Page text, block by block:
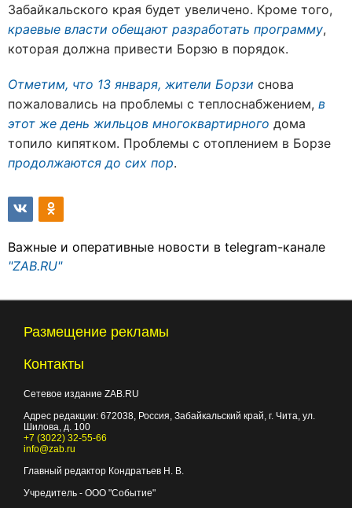
Забайкальского края будет увеличено. Кроме того,
краевые власти обещают разработать программу,
которая должна привести Борзю в порядок.
Отметим, что 13 января, жители Борзи снова
пожаловались на проблемы с теплоснабжением, в
этот же день жильцов многоквартирного дома
топило кипятком. Проблемы с отоплением в Борзе
продолжаются до сих пор.
Важные и оперативные новости в telegram-канале
"ZAB.RU"
Размещение рекламы
Контакты
Сетевое издание ZAB.RU
Адрес редакции: 672038 , Россия, Забайкальский край, г. Чита ул.
Шилова, д. 100
+7 (3022) 32-55-66
info@zab.ru
Главный редактор Кондратьев Н. В.
Учредитель - ООО "Событие"